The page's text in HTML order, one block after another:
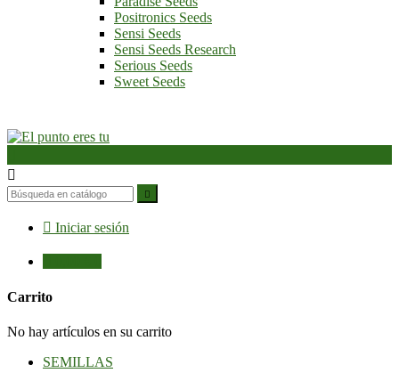
Positronics Seeds
Sensi Seeds
Sensi Seeds Research
Serious Seeds
Sweet Seeds


 Iniciar sesión
Carrito
No hay artículos en su carrito
SEMILLAS